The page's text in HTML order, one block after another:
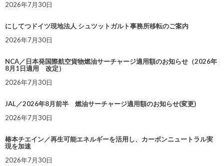
2026年7月30日
にしてつドイツ現地法人 シュツットガルト事務所移転のご案内
2026年7月30日
NCA／日本発国際航空貨物燃油サーチャージ適用額のお知らせ（2026年
8月1日適用 改定）
2026年7月30日
JAL／2026年8月前半 燃油サーチャージ適用額のお知らせ(変更)
2026年7月30日
椿本チエイン／再生可能エネルギーを活用し、カーボンニュートラル実
現を加速
2026年7月30日